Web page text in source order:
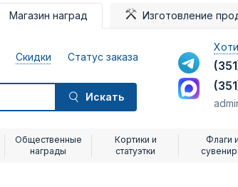
Магазин наград Изготовление
Скидки Статус заказа
Искать
Общественные
награды
Кортики и
статуэтки
Флаги и